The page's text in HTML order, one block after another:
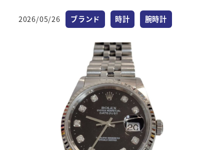
投稿日
2026/05/26 カテゴリー
ブランド カテゴリー
時計 カテゴリー
腕時計